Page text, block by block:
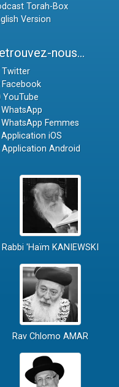
Torah-Box
Version
nous...
Twitter
Facebook
YouTube
WhatsApp
WhatsApp Femmes
Application iOS
Application Android
Rabbi 'Haïm KANIEWSKI
Rav Chlomo AMAR